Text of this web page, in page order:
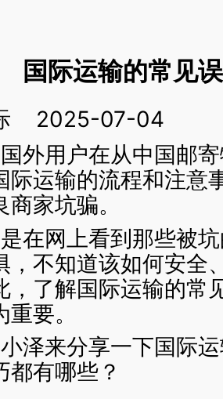
国际运输的常见
2025-07-04
外用户在从中国邮
际运输的流程和注意
家坑骗。
在网上看到那些被
，不知道该如何安全
，了解国际运输的常
要。
泽来分享一下国际
都有哪些？